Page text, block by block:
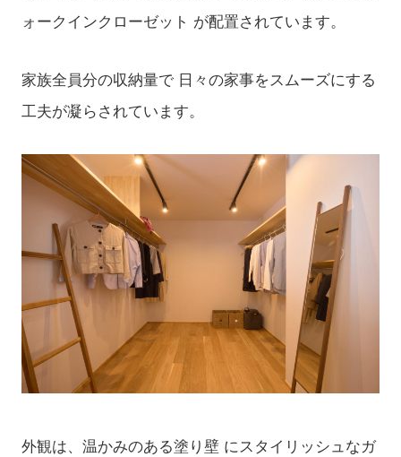
ォークインクローゼット が配置されています。
家族全員分の収納量で 日々の家事をスムーズにする
工夫が凝らされています。
外観は、 温かみのある塗り壁 にスタイリッシュなガ